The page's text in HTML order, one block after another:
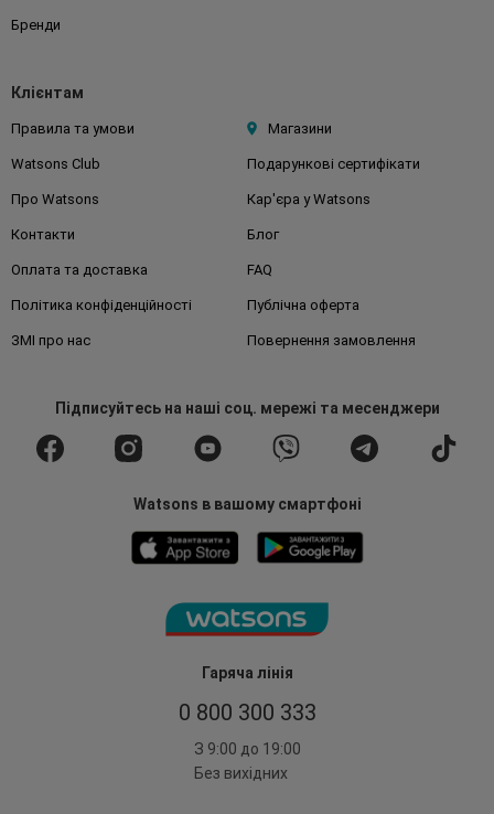
Гаряча лінія
0 800 300 333
З 9:00 до 19:00
Без вихідних
Бренди
Клієнтам
Правила та умови Магазини
Watsons Club Подарункові сертифікати
Про Watsons Кар'єра у Watsons
Контакти Блог
Оплата та доставка FAQ
Політика конфіденційності Публічна оферта
ЗМІ про нас Повернення замовлення
Підписуйтесьна наші соц. мережі та месенджери
Watsons в вашому смартфоні